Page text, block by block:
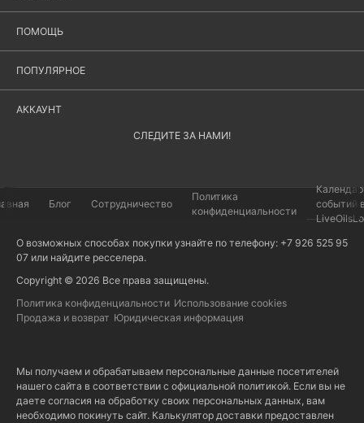
ПОМОЩЬ
ПОПУЛЯРНОЕ
АККАУНТ
СЛЕДИТЕ ЗА НАМИ!
Блог Сотрудничество
Политика
конфиденциальности
событий
О возможных способах покупки узнайте по телефону: +7 926 525 95
07 или найдите ресселера.
Copyright © 2026 Все права защищены.
Политика конфиденциальности Использование cookies
Продажа и возврат Юридическая информация
Мы получаем и обрабатываем персональные данные посетителей
нашего сайта в соответствии с официальной политикой. Если вы не
даете согласия на обработку своих персональных данных, вам
необходимо покинуть сайт. Калькулятор доставки предоставлен